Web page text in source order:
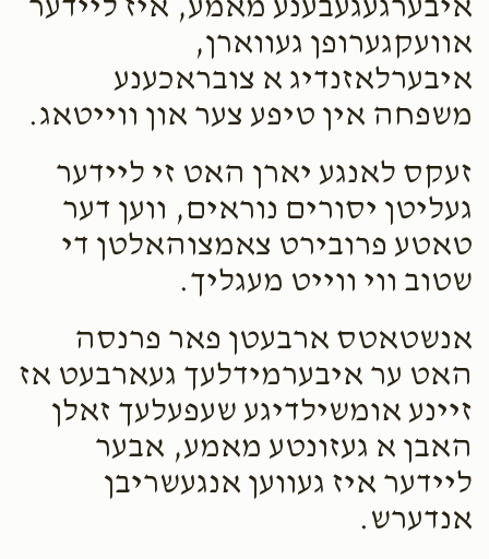
2 months ago $50.00
איבערגעגעבענע מאמע, איז ליידער
אוועקגערופן געווארן,
איבערלאזנדיג א צובראכענע
משפחה אין טיפע צער און ווייטאג.
זעקס לאנגע יארן האט זי ליידער
געליטן יסורים נוראים, ווען דער
טאטע פרובירט צאמצוהאלטן די
שטוב ווי ווייט מעגליך.
אנשטאטס ארבעטן פאר פרנסה
האט ער איבערמידלעך געארבעט אז
זיינע אומשילדיגע שעפעלעך זאלן
האבן א געזונטע מאמע, אבער
ליידער איז געווען אנגעשריבן
אנדערש.